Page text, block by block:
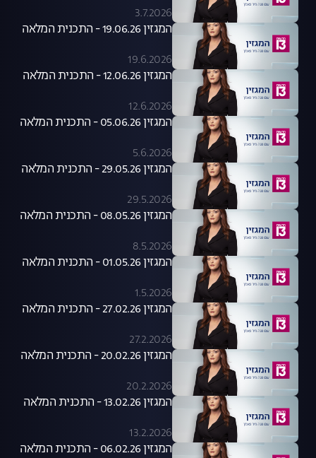
3.7.2026
המגזין 19.06.26 - התכנית המלאה
19.6.2026
המגזין 12.06.26 - התכנית המלאה
12.6.2026
המגזין 05.06.26 - התכנית המלאה
5.6.2026
המגזין 29.05.26 - התכנית המלאה
29.5.2026
המגזין 08.05.26 - התכנית המלאה
8.5.2026
המגזין 01.05.26 - התכנית המלאה
1.5.2026
המגזין 27.02.26 - התכנית המלאה
27.2.2026
המגזין 20.02.26 - התכנית המלאה
20.2.2026
המגזין 13.02.26 - התכנית המלאה
13.2.2026
המגזין 06.02.26 - התכנית המלאה